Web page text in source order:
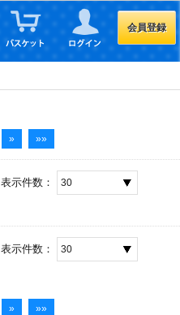
会員登録
» »»
表示件数：
表示件数：
» »»